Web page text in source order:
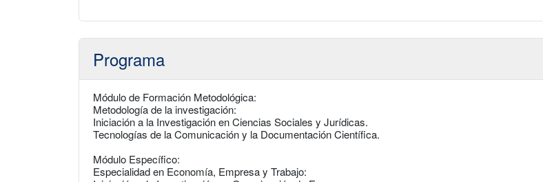
Programa
Módulo de Formación Metodológica:
Metodología de la investigación:
Iniciación a la Investigación en Ciencias Sociales y Jurídicas.
Tecnologías de la Comunicación y la Documentación Científica.
Módulo Específico:
Especialidad en Economía, Empresa y Trabajo: